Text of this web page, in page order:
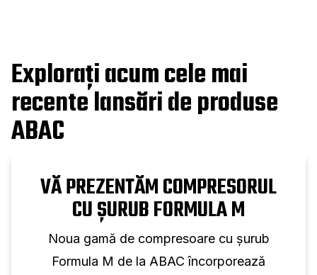
Explorați acum cele mai
recente lansări de produse
ABAC
VĂ PREZENTĂM COMPRESORUL
CU ȘURUB FORMULA M
Noua gamă de compresoare cu șurub
Formula M de la ABAC încorporează